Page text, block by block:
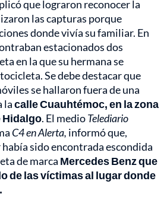
que lograron reconocer la
las capturas porque
donde vivía su familiar. En
estacionados dos
en la que su hermana se
Se debe destacar que
se hallaron fuera de una
lacalle Cuauhtémoc, en la zona
Hidalgo. El medioTelediario
C4 en Alerta, informó que,
había sido encontrada escondida
de marca Mercedes Benz que
de las víctimas al lugar donde